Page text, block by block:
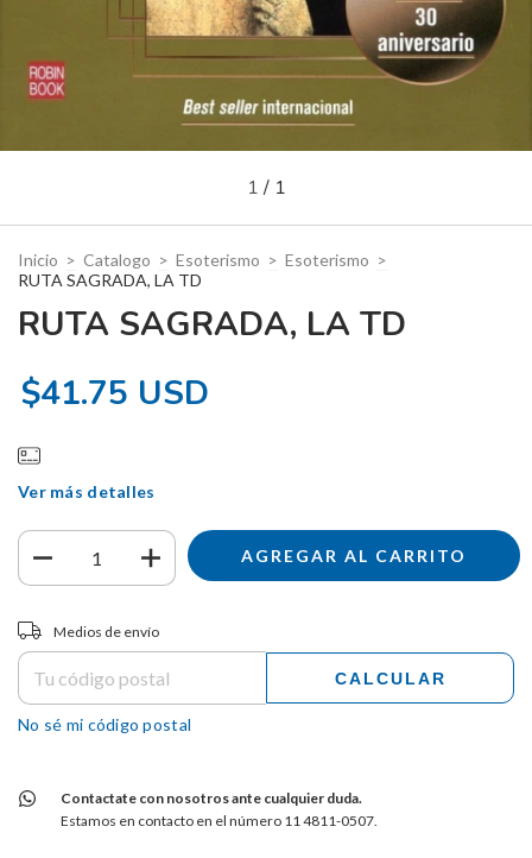
1 / 1
Inicio > Catalogo > Esoterismo > Esoterismo >
RUTA SAGRADA, LA TD
RUTA SAGRADA, LA TD
$41.75 USD
Ver más detalles
Entregas para el CP:
Medios de envío
CALCULAR
No sé mi código postal
Contactate con nosotros ante cualquier duda.
Estamos en contacto en el número 11 4811-0507.